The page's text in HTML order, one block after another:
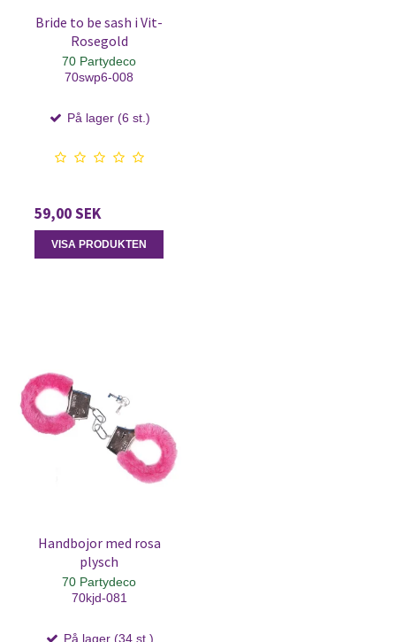
Bride to be sash i Vit-
Rosegold
70 Partydeco
70swp6-008
På lager (6 st.)
59,00 SEK
VISA PRODUKTEN
Handbojor med rosa
plysch
70 Partydeco
70kjd-081
På lager (34 st.)